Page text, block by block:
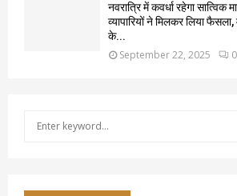
नवरात्रि में कवर्धा रहेगा सात्विक
व्यापारियों ने मिलकर लिया फैसला,
के...
September 22, 2025 0